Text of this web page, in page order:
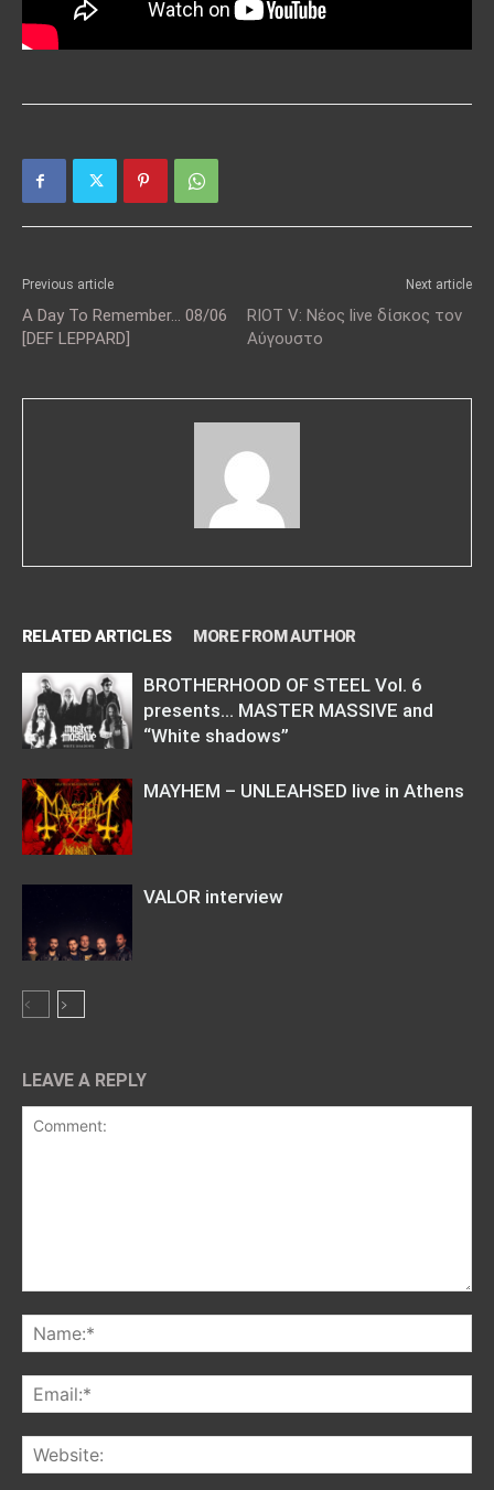
Previous article
A Day To Remember… 08/06
[DEF LEPPARD]
Next article
RIOT V: Νέος live δίσκος τον
Αύγουστο
RELATED ARTICLES MORE FROM AUTHOR
BROTHERHOOD OF STEEL Vol. 6
presents… MASTER MASSIVE and
“White shadows”
MAYHEM – UNLEAHSED live in Athens
VALOR interview
LEAVE A REPLY